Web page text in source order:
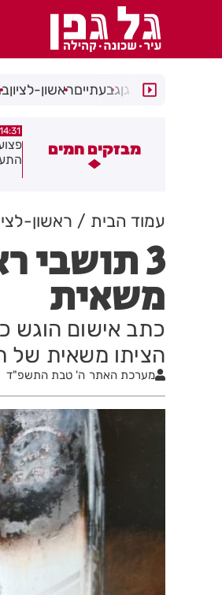
רמת גןגבעתייםראשון-לציון
מבזקים חמים
פצוע בהתהפכות רכב בכניסה לאזור
14:15
עמוד הבית ראשון-
3
משאית
הציתו משאית של
מערכת האתר ה' טבת התשפ"ד